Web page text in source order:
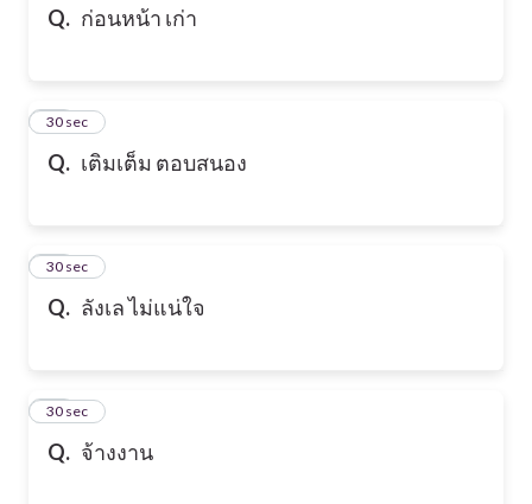
Q. ก่อนหน้า เก่า
Q. เติมเต็ม ตอบสนอง
24
30 sec
Q. ลังเล ไม่แน่ใจ
25
30 sec
Q. จ้างงาน
26
30 sec